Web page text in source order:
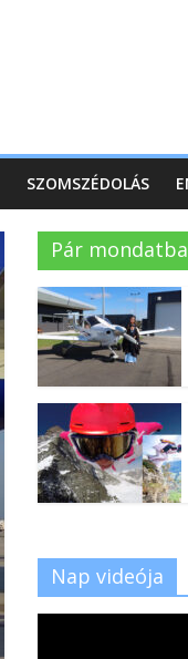
SZOMSZÉDOLÁS
Pár
Nap videója